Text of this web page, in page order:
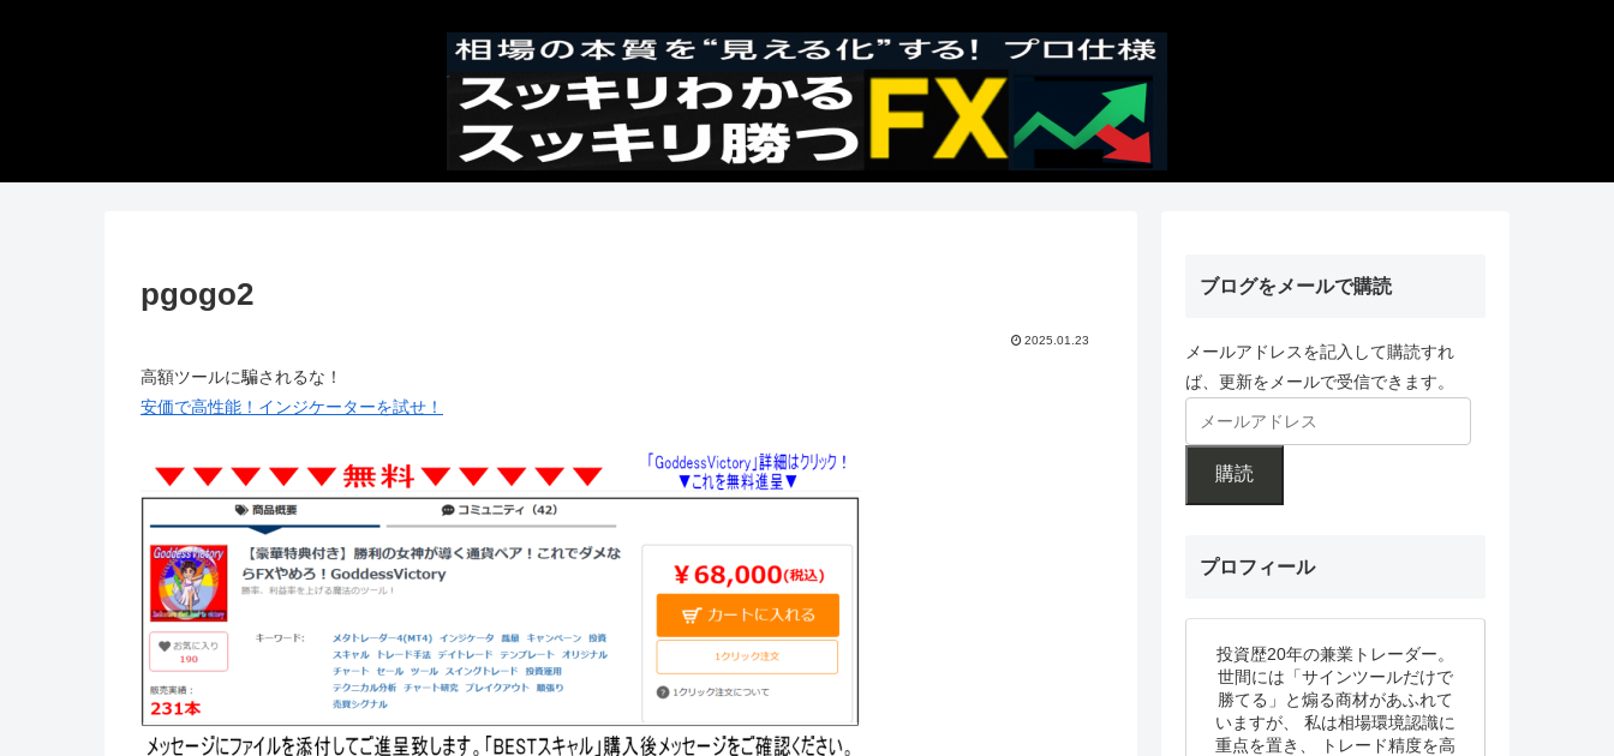
pgogo2
2025.01.23
高額ツールに騙されるな！
安価で高性能！インジケーターを試せ！
ブログをメールで購読
メールアドレスを記入して購読すれ
ば、更新をメールで受信できます。
購読
プロフィール
投資歴20年の兼業トレーダー。
世間には「サインツールだけで
勝てる」と煽る商材があふれて
いますが、 私は相場環境認識に
重点を置き、 トレード精度を高